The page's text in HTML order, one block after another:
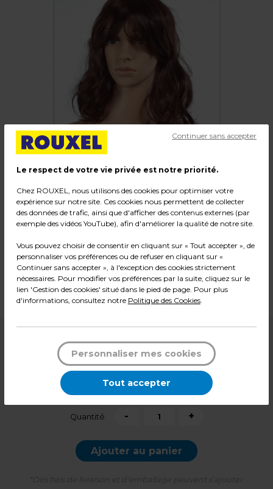
Perruque femme cheveux mi-longs ondulés
avec frange
Code :215181
Couleur : Brun
Matière : Synthétique
Poids : 0,23 kg
7,49€ HT
8,99€ TTC*
Quantité - +
Ajouter au panier
Le respect de votre vie privée est notre priorité.
Chez ROUXEL, nous utilisons des cookies pour optimiser votre
expérience sur notre site. Ces cookies nous permettent de collecter
des données de trafic, ainsi que d'afficher des contenus externes (par
exemple des vidéos YouTube), afin d'améliorer la qualité de notre site.
Vous pouvez choisir de consentir en cliquant sur « Tout accepter », de
personnaliser vos préférences ou de refuser en cliquant sur «
Continuer sans accepter », à l'exception des cookies strictement
nécessaires. Pour modifier vos préférences par la suite, cliquez sur le
lien 'Gestion des cookies' situé dans le pied de page. Pour plus
d'informations, consultez notre Politique des Cookies.
Continuer sans accepter
Personnaliser mes cookies
Tout accepter